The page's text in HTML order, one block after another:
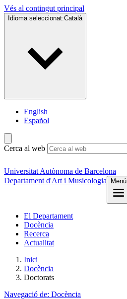
Vés al contingut principal
Idioma seleccionat:Català
English
Español
Cerca al web
Universitat Autònoma de Barcelona
Departament d'Art i Musicologia
Menú
El Departament
Docència
Recerca
Actualitat
Inici
Docència
Doctorats
Navegació de: Docència